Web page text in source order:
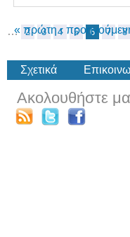
« πρώτη ‹
… 2 3 4 5 6 7 8
Σχετικά
Ακολουθήστε